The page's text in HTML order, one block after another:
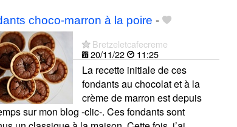
choco-marron à la poire -
Bretzeletcafecreme
20/11/22
11:25
La recette initiale de ces
fondants au chocolat et à la
crème de marron est depuis
sur mon blog -clic-. Ces fondants sont